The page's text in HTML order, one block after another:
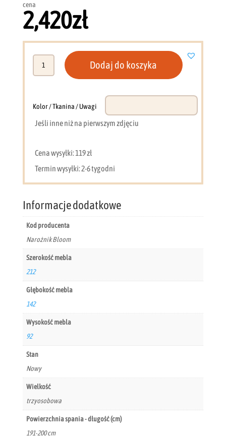
cena
2,420zł
142
Bloom
Dodaj do koszyka
Kolor / Tkanina / Uwagi
Jeśli inne niż na pierwszym zdjęciu
Cena wysyłki: 119 zł
Termin wysyłki: 2-6 tygodni
Informacje dodatkowe
Kod producenta
Narożnik Bloom
Szerokość mebla
212
Głębokość mebla
142
Wysokość mebla
92
Stan
Nowy
Wielkość
trzyosobowa
Powierzchnia spania - długość (cm)
191-200 cm